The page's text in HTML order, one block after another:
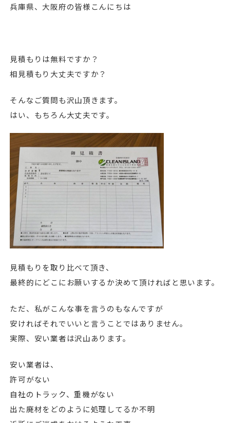
兵庫県、大阪府の皆様こんにちは
見積もりは無料ですか？
相見積もり大丈夫ですか？
そんなご質問も沢山頂きます。
はい、もちろん大丈夫です。
見積もりを取り比べて頂き、
最終的にどこにお願いするか決めて頂ければと思います。
ただ、私がこんな事を言うのもなんですが
安ければそれでいいと言うことではありません。
実際、安い業者は沢山あります。
安い業者は、
許可がない
自社のトラック、重機がない
出た廃材をどのように処理してるか不明